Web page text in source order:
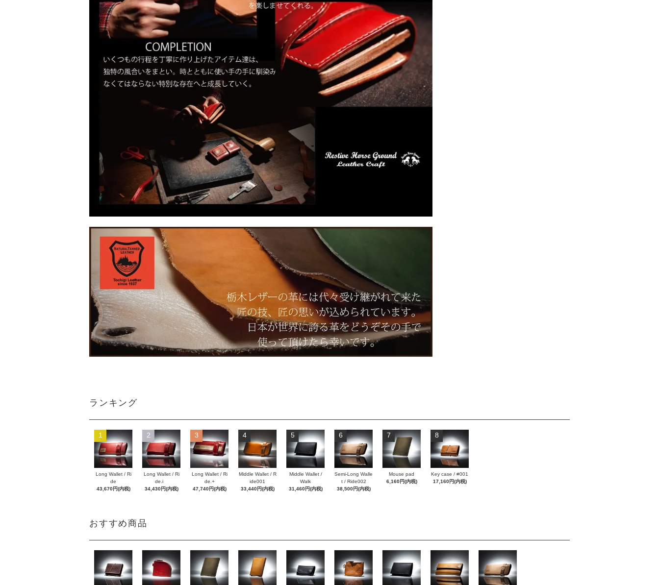
ランキング
1
Long Wallet / Ri
de
43,670円(内税)
2
Long Wallet / Ri
de.i
34,430円(内税)
3
Long Wallet / Ri
de.+
47,740円(内税)
4
Middle Wallet / R
ide001
33,440円(内税)
5
Middle Wallet /
Walk
31,460円(内税)
6
Semi-Long Walle
t / Ride002
38,500円(内税)
7
Mouse pad
6,160円(内税)
8
Key case / #001
17,160円(内税)
おすすめ商品